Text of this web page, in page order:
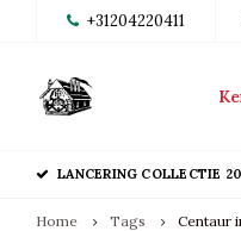
+31204220411
LANCERING COLLECTIE
Home Tags Centaur